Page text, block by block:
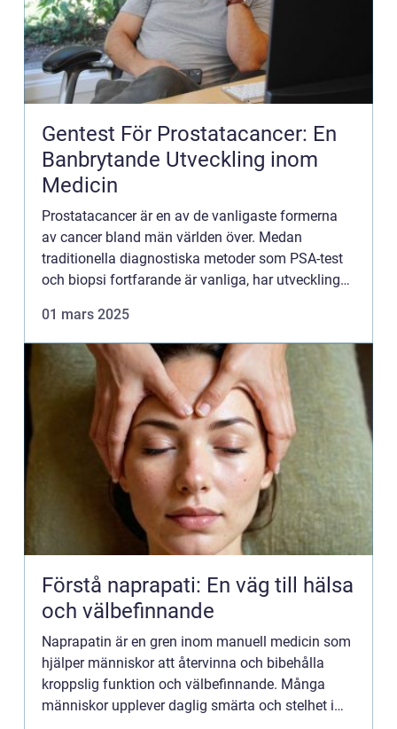
Gentest För Prostatacancer: En
Banbrytande Utveckling inom
Medicin
Prostatacancer är en av de vanligaste formerna
av cancer bland män världen över. Medan
traditionella diagnostiska metoder som PSA-test
och biopsi fortfarande är vanliga, har utvecklingen
01 mars 2025
Förstå naprapati: En väg till hälsa
och välbefinnande
Naprapatin är en gren inom manuell medicin som
hjälper människor att återvinna och bibehålla
kroppslig funktion och välbefinnande. Många
människor upplever daglig smärta och stelhet i